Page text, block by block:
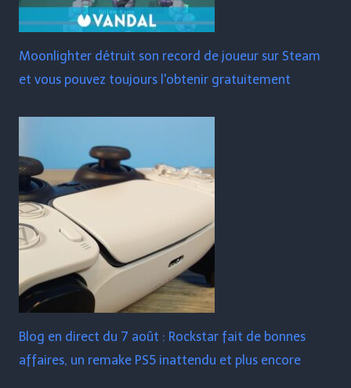
Moonlighter détruit son record de joueur sur Steam
et vous pouvez toujours l'obtenir gratuitement
Blog en direct du 7 août : Rockstar fait de bonnes
affaires, un remake PS5 inattendu et plus encore